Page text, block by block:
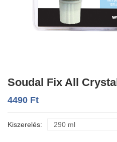
Soudal Fix All Crystal
4490 Ft
Kiszerelés